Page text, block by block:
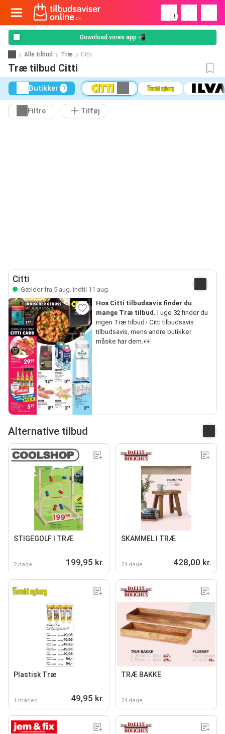
!
Download vores app 📲
Alle tilbud Træ Citti
Træ tilbud Citti
Butikker 1
Filtre Tilføj
Citti
Gælder fra 5 aug. indtil 11 aug.
Hos Citti tilbudsavis finder du
mange Træ tilbud. I uge 32 finder du
ingen Træ tilbud i Citti tilbudsavis
tilbudsavis, mens andre butikker
måske har dem.👀
Alternative tilbud
STIGEGOLF I TRÆ
2 dage 199,95 kr.
SKAMMEL I TRÆ
24 dage 428,00 kr.
Plastisk Træ
1 måned 49,95 kr.
TRÆ BAKKE
24 dage